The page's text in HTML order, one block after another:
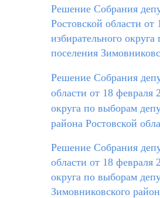
Решение Собрания
Ростовской области
избирательного
поселения
Решение Собрания
области от 18 февраля
округа по выборам
района Ростовской
Решение Собрания
области от 18 февраля
округа по выборам
Зимовниковского